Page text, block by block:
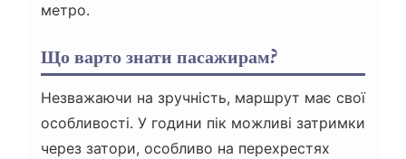
метро.
Що варто знати пасажирам?
Незважаючи на зручність, маршрут має свої
особливості. У години пік можливі затримки
через затори, особливо на перехрестях